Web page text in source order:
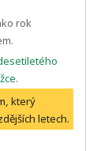
rok
který
letech.